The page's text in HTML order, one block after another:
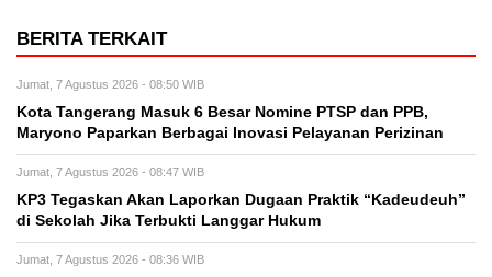
BERITA TERKAIT
Jumat, 7 Agustus 2026 - 08:50 WIB
Kota Tangerang Masuk 6 Besar Nomine PTSP dan PPB,
Maryono Paparkan Berbagai Inovasi Pelayanan Perizinan
Jumat, 7 Agustus 2026 - 08:47 WIB
KP3 Tegaskan Akan Laporkan Dugaan Praktik “Kadeudeuh”
di Sekolah Jika Terbukti Langgar Hukum
Jumat, 7 Agustus 2026 - 08:36 WIB